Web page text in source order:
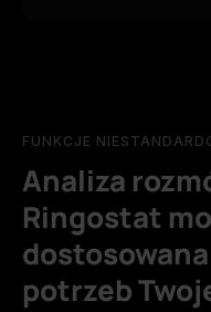
FUNKCJE
Analiza
Ringostat
potrzeb